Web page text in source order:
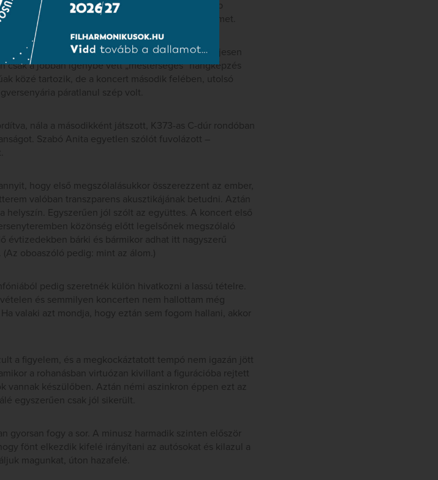
Mozartokat tűztek műsorra, hogy a legkülönfélébb
tegyék próbára magukat, és persze a termet.
szerint az első műsorfélben még nem volt teljesen
csak a jobban igénybe vett „mesterséges” hangképzés
közé tartozik, de a koncert második felében, utolsó
páratlanul szép volt.
nála a másodikként játszott, K373-as C-dúr rondóban
Szabó Anita egyetlen szólót fuvolázott –
hogy első megszólalásukkor összerezzent az ember,
valóban transzparens akusztikájának betudni. Aztán
helyszín. Egyszerűen jól szólt az együttes. A koncert első
közönség előtt legelsőnek megszólaló
évtizedekben bárki és bármikor adhat itt nagyszerű
oboaszóló pedig: mint az álom.)
pedig szeretnék külön hivatkozni a lassú tételre.
és semmilyen koncerten nem hallottam még
valaki azt mondja, hogy eztán sem fogom hallani, akkor
a figyelem, és a megkockáztatott tempó nem igazán jött
a rohanásban virtuózan kivillant a figurációba rejtett
vannak készülőben. Aztán némi aszinkron éppen ezt az
egyszerűen csak jól sikerült.
gyorsan fogy a sor. A minusz harmadik szinten először
fönt elkezdik kifelé irányítani az autósokat és kilazul a
magunkat, úton hazafelé.